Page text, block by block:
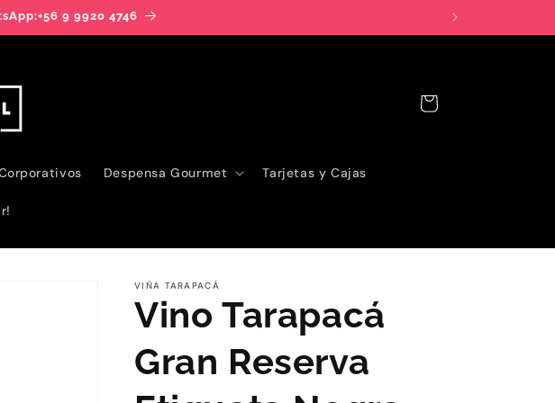
9 9920 4746
Despensa Gourmet Tarjetas y Cajas
Carrito
VIÑA TARAPACÁ
Vino Tarapacá
Gran Reserva